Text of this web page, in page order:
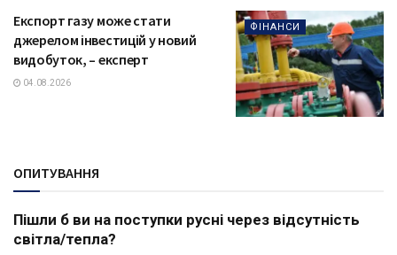
ФІНАНСИ
Експорт газу може стати
джерелом інвестицій у новий
видобуток, – експерт
04.08.2026
ОПИТУВАННЯ
Пішли б ви на поступки русні через відсутність
світла/тепла?